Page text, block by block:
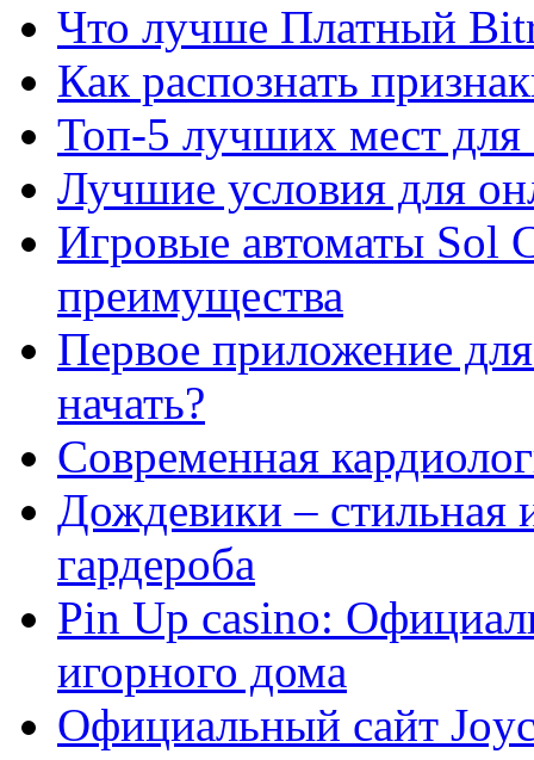
Что лучше Платный
Как распознать
Топ-5 лучших мест для
Лучшие условия для
Игровые автоматы Sol
преимущества
Первое приложение
начать?
Современная
Дождевики – стильная
гардероба
Pin Up casino:
игорного дома
Официальный сайт